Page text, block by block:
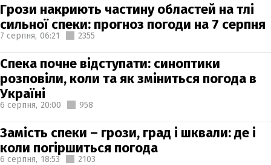
Грози накриють частину областей на тлі
сильної спеки: прогноз погоди на 7 серпня
7 серпня, 06:21 2355
Спека почне відступати: синоптики
розповіли, коли та як зміниться погода в
Україні
6 серпня, 20:00 958
Замість спеки – грози, град і шквали: де і
коли погіршиться погода
6 серпня, 18:53 2103